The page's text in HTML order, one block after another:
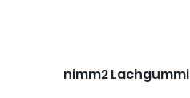
nimm2